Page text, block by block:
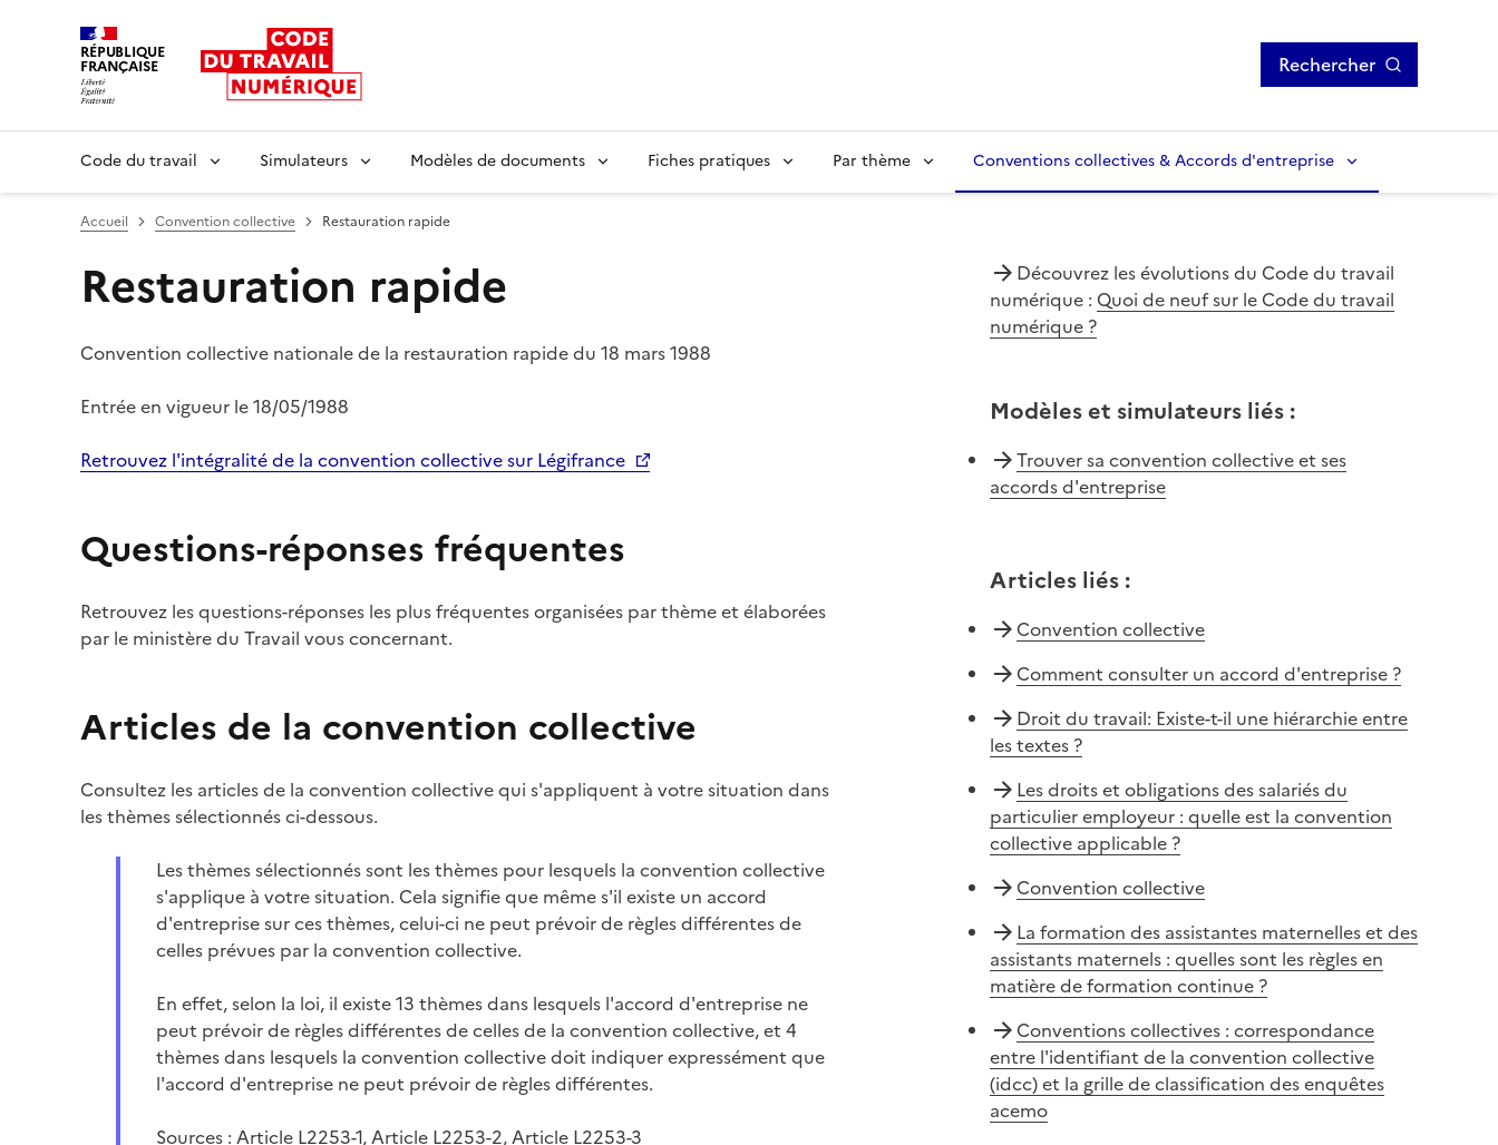
RÉPUBLIQUE
FRANÇAISE Rechercher
Code du travail Simulateurs Modèles de documents Fiches pratiques Par thème Conventions collectives & Accords d'entreprise
Accueil Convention collective Restauration rapide
Restauration rapide
Convention collective nationale de la restauration rapide du 18 mars 1988
Entrée en vigueur le18/05/1988
Retrouvez l'intégralité de la convention collective sur Légifrance
Questions-réponses fréquentes
Retrouvez les questions-réponses les plus fréquentes organisées par thème et élaborées
par le ministère du Travail vous concernant.
Articles de la convention collective
Consultez les articles de la convention collective qui s'appliquent à votre situation dans
les thèmes sélectionnés ci-dessous.
Les thèmes sélectionnés sont les thèmes pour lesquels la convention collective
s'applique à votre situation. Cela signifie que même s'il existe un accord
d'entreprise sur ces thèmes, celui-ci ne peut prévoir de règles différentes de
celles prévues par la convention collective.
En effet, selon la loi, il existe 13 thèmes dans lesquels l'accord d'entreprise ne
peut prévoir de règles différentes de celles de la convention collective, et 4
thèmes dans lesquels la convention collective doit indiquer expressément que
l'accord d'entreprise ne peut prévoir de règles différentes.
Sources : Article L2253-1,Article L2253-2,Article L2253-3
Découvrez les évolutions du Code du travail
numérique : Quoi de neuf sur le Code du travail
numérique ?
Modèles et simulateurs liés:
Trouver sa convention collective et ses
accords d'entreprise
Articles liés:
Convention collective
Comment consulter un accord d'entreprise ?
Droit du travail: Existe-t-il une hiérarchie entre
les textes ?
Les droits et obligations des salariés du
particulier employeur : quelle est la convention
collective applicable ?
Convention collective
La formation des assistantes maternelles et des
assistants maternels : quelles sont les règles en
matière de formation continue ?
Conventions collectives : correspondance
entre l'identifiant de la convention collective
(idcc) et la grille de classification des enquêtes
acemo